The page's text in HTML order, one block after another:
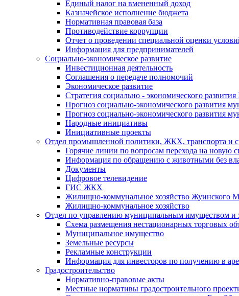
Единый налог на вмененный доход
Казначейское исполнение бюджета
Нормативная правовая база
Противодействие коррупции
Отчет о проведении специальной оценки
Информация для предпринимателей
Социально-экономическое развитие
Инвестиционная деятельность
Соглашения о передаче полномочий
Экономическое развитие
Стратегия социально - экономического
Прогноз социально-экономического развития
Прогноз социально-экономического развития
Народные инициативы
Инициативные проекты
Отдел промышленной политики, ЖКХ, транспорта и
Горячие линии по вопросам перехода на новую
Информация по обращению с животными без
Документы
Цифровое телевидение
ГИС ЖКХ
Жилищно-коммунальное хозяйство Жуинского
Жилищно-коммунальное хозяйство
Отдел по управлению муниципальным имуществом и
Схема размещения нестационарных торговых
Муниципальное имущество
Земельные ресурсы
Рекламные конструкции
Информация для инвесторов по получению в
Градостроительство
Нормативно-правовые акты
Местные нормативы градостроительного